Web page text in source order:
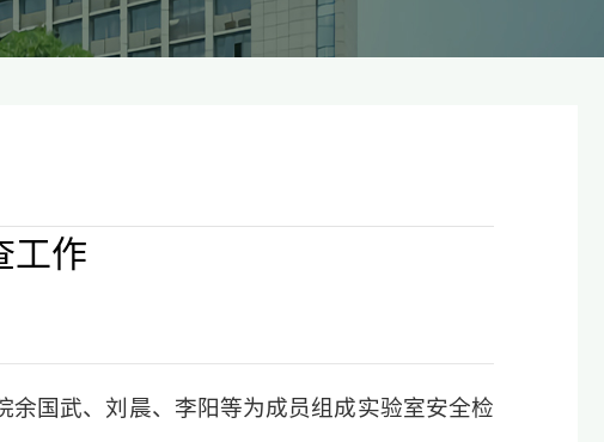
工作
国武、刘晨、李阳等为成员组成实验室安全检